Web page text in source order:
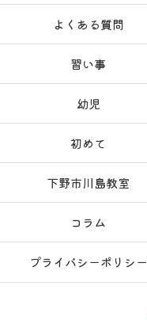
よくある質問
習い事
幼児
初めて
下野市川島教室
コラム
プライバシーポリシー